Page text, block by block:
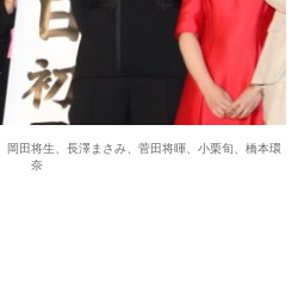
岡田将生、長澤まさみ、菅田将暉、小栗旬、橋本環
奈